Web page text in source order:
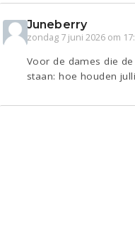
Juneberry
zondag 7 juni 2026 om
Voor de dames die
staan: hoe houden